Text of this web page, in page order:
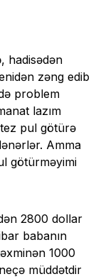
hadisədən
zəng edib
problem
lazım
pul götürə
Amma
götürməyimi
2800 dollar
babanın
1000
müddətdir